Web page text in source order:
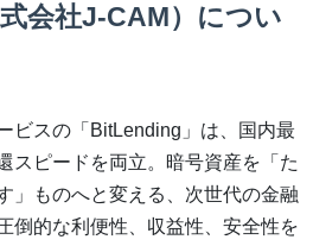
会社J-CAM）につい
ビスの「BitLending」は、国内最
スピードを両立。暗号資産を「た
」ものへと変える、次世代の金融
倒的な利便性、収益性、安全性を